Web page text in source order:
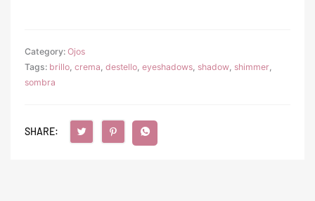
Category: Ojos
Tags: brillo crema destello eyeshadows shadow shimmer
sombra
SHARE: